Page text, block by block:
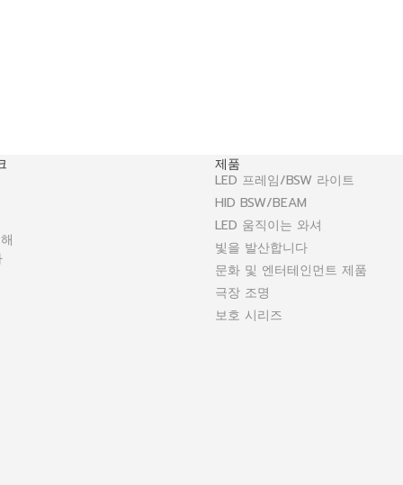
제품
LED 프레임/BSW 라이트
HID BSW/BEAM
LED 움직이는 와셔
빛을 발산합니다
문화 및 엔터테인먼트 제품
극장 조명
보호 시리즈